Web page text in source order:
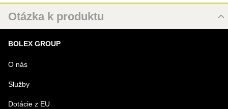
Otázka k produktu
MENO
VÁŠ E-MAIL
BOLEX GROUP
O nás
Služby
Dotácie z EU